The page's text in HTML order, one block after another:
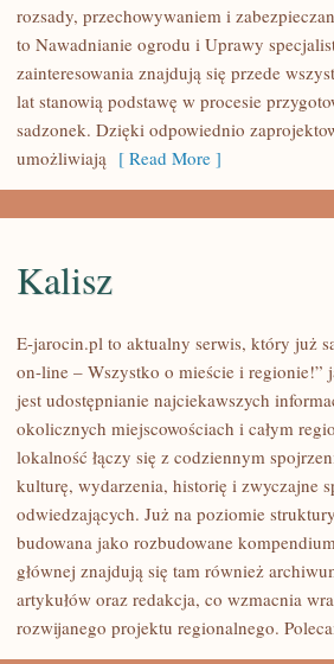
ROZMNAŻANIE
ROŚLIN
rozsady, przechowywaniem i
to Nawadnianie ogrodu i Uprawy
zainteresowania znajdują się przede
lat stanowią podstawę w procesie
sadzonek. Dzięki odpowiednio
umożliwiają [ Read More ]
KALISZ
Kalisz
E-jarocin.pl to aktualny serwis, który już
on-line – Wszystko o mieście i regionie!”
jest udostępnianie najciekawszych
okolicznych miejscowościach i całym
lokalność łączy się z codziennym
kulturę, wydarzenia, historię i zwyczajne
odwiedzających. Już na poziomie
budowana jako rozbudowane
głównej znajdują się tam również
artykułów oraz redakcja, co wzmacnia
rozwijanego projektu regionalnego.